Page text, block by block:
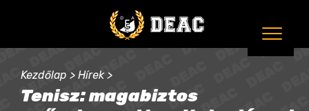
Kezdőlap > Hírek >
Tenisz: magabiztos